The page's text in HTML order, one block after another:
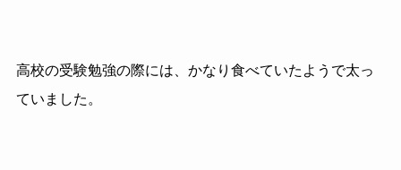
高校の受験勉強の際には、かなり食べていたようで太っ
ていました。